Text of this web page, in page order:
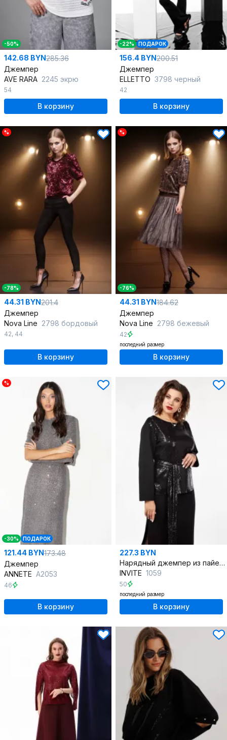
-50%
142.68 BYN285.36
Джемпер
AVE RARA 2245 экрю
54
В корзину
-22% ПОДАРОК
156.4 BYN200.51
Джемпер
ELLETTO 3798 черный
42
В корзину
%
-78%
44.31 BYN201.4
Джемпер
Nova Line 2798 бордовый
42, 44
В корзину
%
-76%
44.31 BYN184.62
Джемпер
Nova Line 2798 бежевый
42
последний размер
В корзину
%
-30% ПОДАРОК
121.44 BYN173.48
Джемпер
ANNETE A2053
46
В корзину
227.3 BYN
Нарядный джемпер из пайеток и трикотажа со спущенными плечами
INVITE 1059
50
последний размер
В корзину